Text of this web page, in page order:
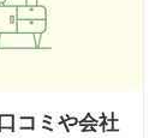
コミや会社